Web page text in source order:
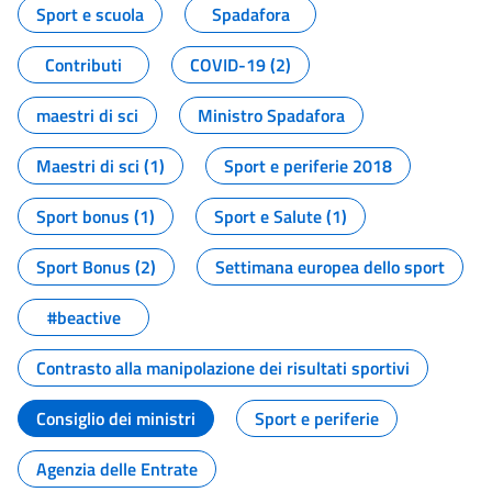
Sport e scuola
Spadafora
Contributi
COVID-19 (2)
maestri di sci
Ministro Spadafora
Maestri di sci (1)
Sport e periferie 2018
Sport bonus (1)
Sport e Salute (1)
Sport Bonus (2)
Settimana europea dello sport
#beactive
Contrasto alla manipolazione dei risultati sportivi
Consiglio dei ministri
Sport e periferie
Agenzia delle Entrate